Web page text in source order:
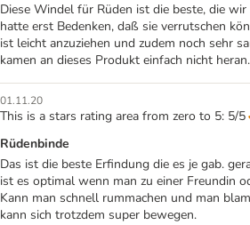
Diese Windel für Rüden ist die beste, die
hatte erst Bedenken, daß sie verrutschen
ist leicht anzuziehen und zudem noch sehr
kamen an dieses Produkt einfach nicht
01.11.20
This is a stars rating area from zero to 5: 5/5
Rüdenbinde
Das ist die beste Erfindung die es je gab.
ist es optimal wenn man zu einer Freundin
Kann man schnell rummachen und man
kann sich trotzdem super bewegen.